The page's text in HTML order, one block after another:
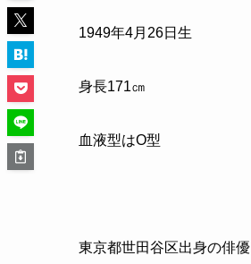
1949年4月 26日生
身長171㎝
血液型はO型
東京都世田谷区出身の俳優